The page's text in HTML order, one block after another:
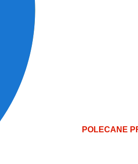
POLECANE